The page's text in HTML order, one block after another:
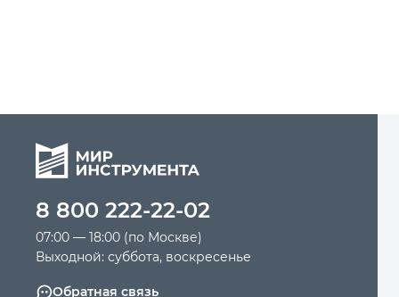
8 800 222-22-02
07:00 — 18:00 (по Москве)
Выходной: суббота, воскресенье
Обратная связь